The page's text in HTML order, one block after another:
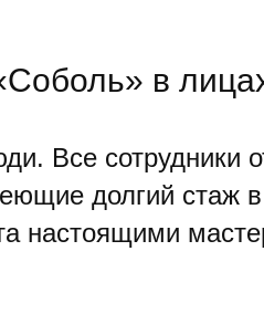
в
Все сотрудники
долгий стаж
настоящими